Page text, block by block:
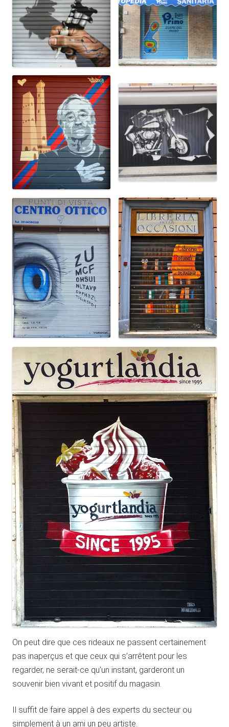
On peut dire que ces rideaux ne passent certainement
pas inaperçus et que ceux qui s’arrêtent pour les
regarder, ne serait-ce qu’un instant, garderont un
souvenir bien vivant et positif du magasin.
Il suffit de faire appel à des experts du secteur ou
simplement à un ami un peu artiste.